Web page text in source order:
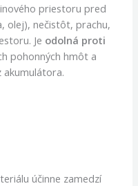
priestoru pred
olej), nečistôt, prachu,
Je odolná proti
pohonných hmôt a
účinne zamedzí